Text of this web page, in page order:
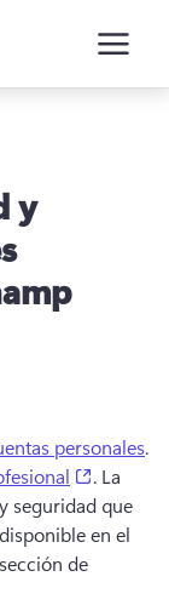
y
personales
(opens
. La
seguridad que
en el
in a new tab)
de